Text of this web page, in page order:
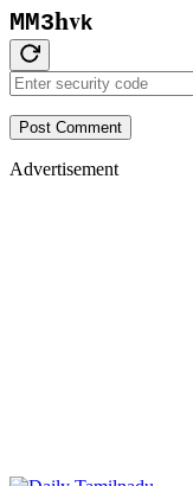
MM3hvk
Post Comment
Advertisement